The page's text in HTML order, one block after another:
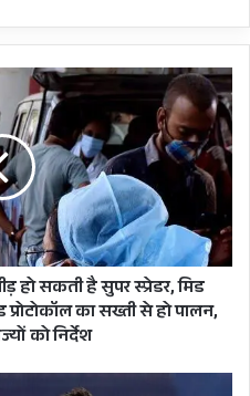
राजधानी देहरादून सहित
की जा सकती है।
WEATHER WARNING
ALERT
हो सकती है सुपर स्प्रेडर, मिड
का सख्ती से हो पालन,
को निर्देश